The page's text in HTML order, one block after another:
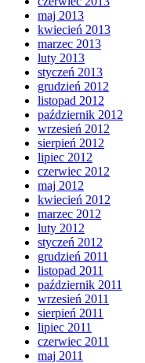
maj 2013
kwiecień 2013
marzec 2013
luty 2013
styczeń 2013
grudzień 2012
listopad 2012
październik 2012
wrzesień 2012
sierpień 2012
lipiec 2012
czerwiec 2012
maj 2012
kwiecień 2012
marzec 2012
luty 2012
styczeń 2012
grudzień 2011
listopad 2011
październik 2011
wrzesień 2011
sierpień 2011
lipiec 2011
czerwiec 2011
maj 2011